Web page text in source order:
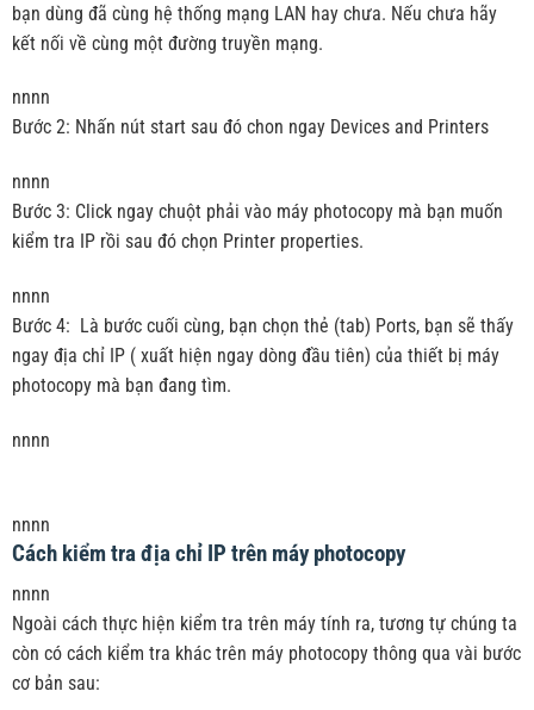
bạn dùng đã cùng hệ thống mạng LAN hay chưa. Nếu chưa hãy
kết nối về cùng một đường truyền mạng.
nnnn
Bước 2: Nhấn nút start sau đó chon ngay Devices and Printers
nnnn
Bước 3: Click ngay chuột phải vào máy photocopy mà bạn muốn
kiểm tra IP rồi sau đó chọn Printer properties.
nnnn
Bước 4: Là bước cuối cùng, bạn chọn thẻ (tab) Ports, bạn sẽ thấy
ngay địa chỉ IP ( xuất hiện ngay dòng đầu tiên) của thiết bị máy
photocopy mà bạn đang tìm.
nnnn
nnnn
Cách kiểm tra địa chỉ IP trên máy photocopy
nnnn
Ngoài cách thực hiện kiểm tra trên máy tính ra, tương tự chúng ta
còn có cách kiểm tra khác trên máy photocopy thông qua vài bước
cơ bản sau: